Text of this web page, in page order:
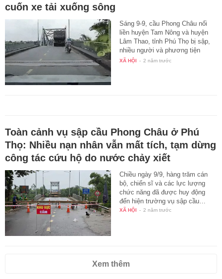
cuốn xe tải xuống sông
Sáng 9-9, cầu Phong Châu nối
liền huyện Tam Nông và huyện
Lâm Thao, tỉnh Phú Thọ bị sập,
nhiều người và phương tiện
gặp…
XÃ HỘI - 2 năm trước
Toàn cảnh vụ sập cầu Phong Châu ở Phú
Thọ: Nhiều nạn nhân vẫn mất tích, tạm dừng
công tác cứu hộ do nước chảy xiết
Chiều ngày 9/9, hàng trăm cán
bộ, chiến sĩ và các lực lượng
chức năng đã được huy động
đến hiện trường vụ sập cầu…
XÃ HỘI - 2 năm trước
Xem thêm